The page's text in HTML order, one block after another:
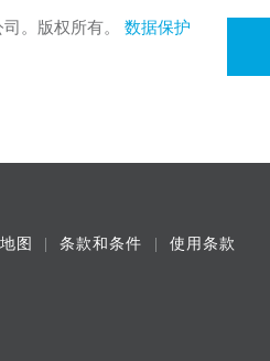
。版权所有。 数据保护
图 条款和条件 使用条款